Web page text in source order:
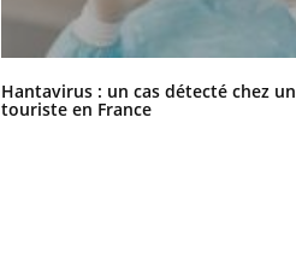
Hantavirus : un cas détecté chez un
touriste en France